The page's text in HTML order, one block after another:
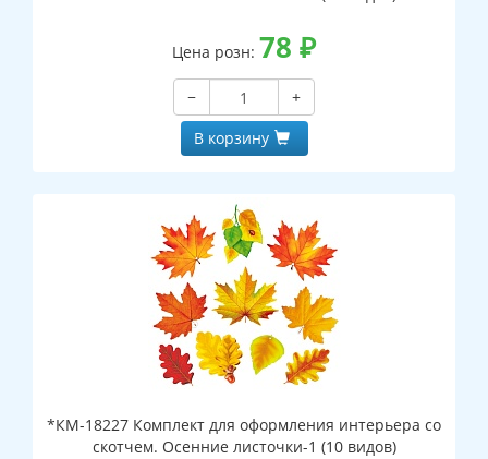
Цена розн: 78 ₽
−
+
В корзину
*КМ-18227 Комплект для оформления интерьера со
скотчем. Осенние листочки-1 (10 видов)